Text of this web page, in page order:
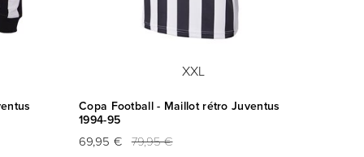
XXL
Copa Football - Maillot rétro Juventus
1994-95
69,95 € 79,95 €